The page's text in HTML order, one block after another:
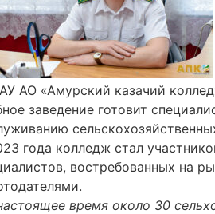
АО «Амурский казачий
заведение готовит
года колледж стал
востребованных на
время около 30